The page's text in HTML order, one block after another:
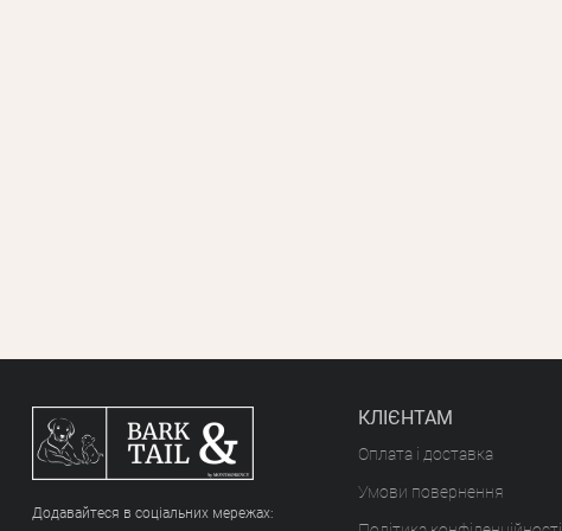
Додавайтеся в соціальних мережах:
КЛІЄНТАМ
Оплата і доставка
Умови повернення